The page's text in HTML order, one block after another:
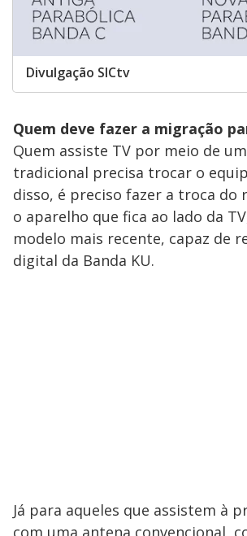
Divulgação SICtv
Quem deve fazer a migração
Quem assiste TV por meio de
tradicional precisa trocar o
disso, é preciso fazer a troca do
o aparelho que fica ao lado da
modelo mais recente, capaz de
digital da Banda KU.
Já para aqueles que assistem à
com uma antena convencional,